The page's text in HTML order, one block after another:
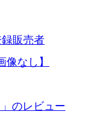
販売者
なし】
のレビュー